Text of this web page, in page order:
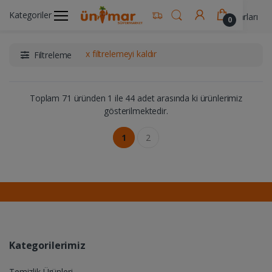
Kategoriler 0
Ünimar Anasayfa Pet Shop- Hayvan Yem & Aksesuarları
Filtreleme x filtrelemeyi kaldır
Toplam 71 üründen 1 ile 44 adet arasında ki ürünlerimiz
gösterilmektedir.
1 2
Kategorilerimiz